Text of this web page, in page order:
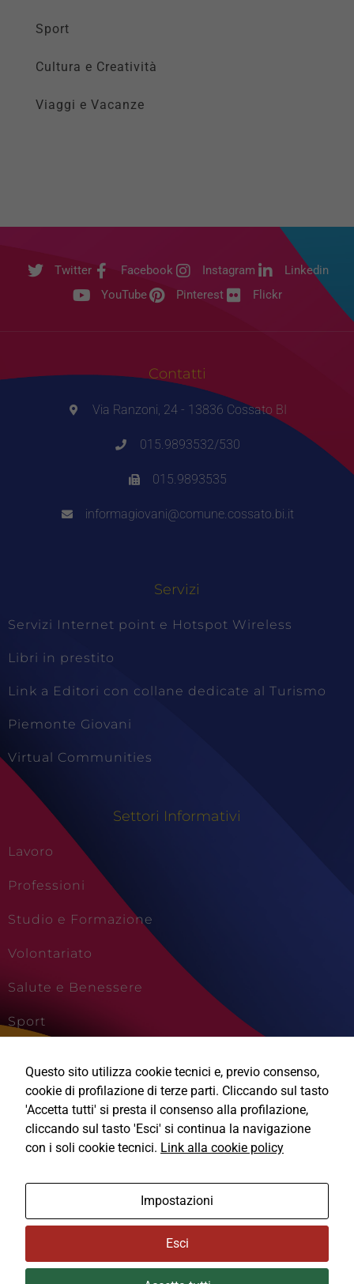
Sport
Cultura e Creatività
Viaggi e Vacanze
Twitter Facebook Instagram
Linkedin
YouTube
Pinterest Flickr
Contatti
Via Ranzoni, 24 - 13836 Cossato BI
015.9893532/530
015.9893535
informagiovani@comune.cossato.bi.it
Servizi
Servizi Internet point e Hotspot Wireless
Libri in prestito
Link a Editori con collane dedicate al Turismo
Piemonte Giovani
Virtual Communities
Settori Informativi
Lavoro
Professioni
Studio e Formazione
Volontariato
Salute e Benessere
Sport
Viaggi e Vacanze
Ⓒ2026, Technical Design s.r.l.
Informativa Privacy
Cookie Policy
Questo sito utilizza cookie tecnici e, previo consenso,
cookie di profilazione di terze parti. Cliccando sul tasto
'Accetta tutti' si presta il consenso alla profilazione,
cliccando sul tasto 'Esci' si continua la navigazione
con i soli cookie tecnici. Link alla cookie policy
Impostazioni
Esci
Tecnici
Questi cookie
per il
funzionamento
del sito e non
disabilitati.